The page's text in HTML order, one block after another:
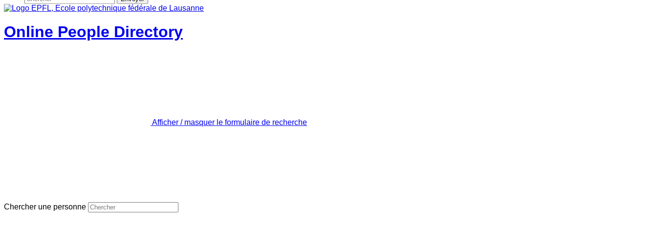
Online People Directory
Afficher / masquer le formulaire de recherche
Chercher une personne